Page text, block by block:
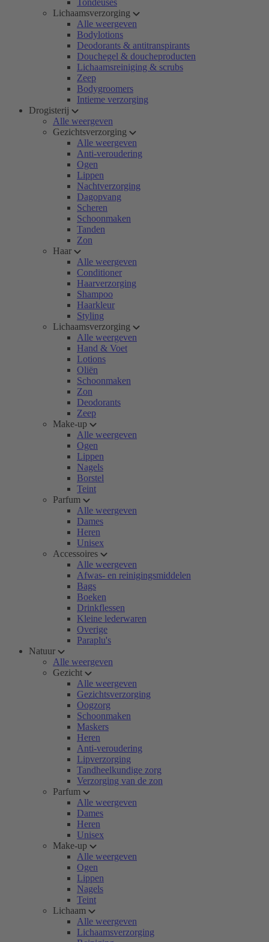
Tondeuses
Lichaamsverzorging
Alle weergeven
Bodylotions
Deodorants & antitranspirants
Douchegel & doucheproducten
Lichaamsreiniging & scrubs
Zeep
Bodygroomers
Intieme verzorging
Drogisterij
Alle weergeven
Gezichtsverzorging
Alle weergeven
Anti-veroudering
Ogen
Lippen
Nachtverzorging
Dagopvang
Scheren
Schoonmaken
Tanden
Zon
Haar
Alle weergeven
Conditioner
Haarverzorging
Shampoo
Haarkleur
Styling
Lichaamsverzorging
Alle weergeven
Hand & Voet
Lotions
Oliën
Schoonmaken
Zon
Deodorants
Zeep
Make-up
Alle weergeven
Ogen
Lippen
Nagels
Borstel
Teint
Parfum
Alle weergeven
Dames
Heren
Unisex
Accessoires
Alle weergeven
Afwas- en reinigingsmiddelen
Bags
Boeken
Drinkflessen
Kleine lederwaren
Overige
Paraplu's
Natuur
Alle weergeven
Gezicht
Alle weergeven
Gezichtsverzorging
Oogzorg
Schoonmaken
Maskers
Heren
Anti-veroudering
Lipverzorging
Tandheelkundige zorg
Verzorging van de zon
Parfum
Alle weergeven
Dames
Heren
Unisex
Make-up
Alle weergeven
Ogen
Lippen
Nagels
Teint
Lichaam
Alle weergeven
Lichaamsverzorging